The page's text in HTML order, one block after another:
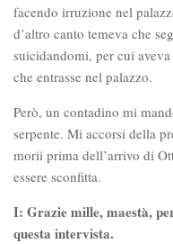
facendo irruzione nel
d’altro canto temeva che
suicidandomi, per cui
che entrasse nel palazzo.
Però, un contadino mi
serpente. Mi accorsi della
morii prima dell’arrivo di
essere sconfitta.
I: Grazie mille, maestà,
questa intervista.